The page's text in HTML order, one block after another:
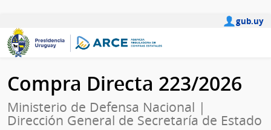
gub.uy
Compra Directa 223/2026
Ministerio de Defensa Nacional |
Dirección General de Secretaría de Estado